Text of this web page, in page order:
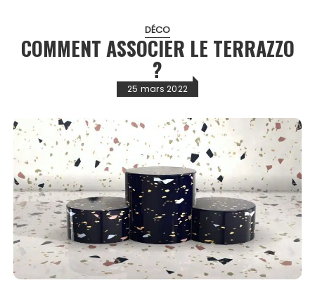
DÉCO
COMMENT ASSOCIER LE TERRAZZO
?
25 mars 2022